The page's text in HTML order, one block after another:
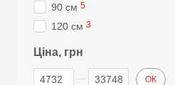
90 см 5
120 см 3
Ціна, грн
Від Ціна, грн
До Ціна, грн ОК